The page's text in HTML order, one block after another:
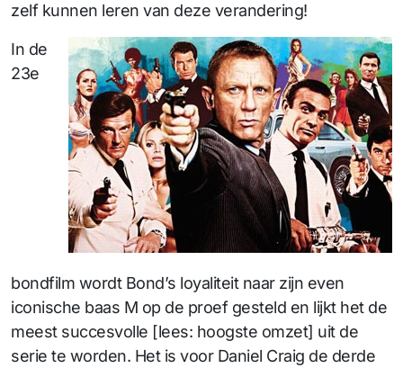
zelf kunnen leren van deze verandering!
In de
23e
bondfilm wordt Bond’s loyaliteit naar zijn even
iconische baas M op de proef gesteld en lijkt het de
meest succesvolle [lees: hoogste omzet] uit de
serie te worden. Het is voor Daniel Craig de derde